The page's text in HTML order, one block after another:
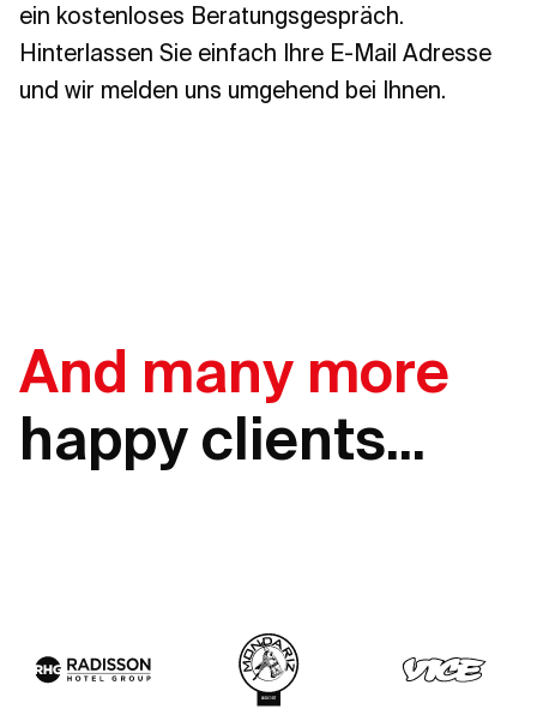
ein kostenloses Beratungsgespräch.
Hinterlassen Sie einfach Ihre E-Mail Adresse
und wir melden uns umgehend bei Ihnen.
And many more
happy clients...